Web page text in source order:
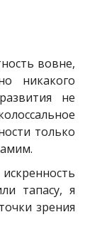
вовне,
никакого
не
только
тапасу, я
зрения